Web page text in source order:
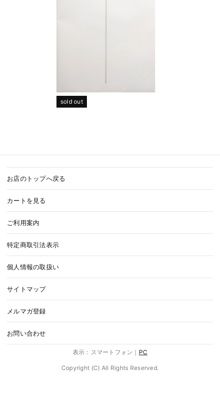
sold out
お店のトップへ戻る
カートを見る
ご利用案内
特定商取引法表示
個人情報の取扱い
サイトマップ
メルマガ登録
お問い合わせ
表示：スマートフォン｜ PC
Copyright (C) All Rights Reserved.